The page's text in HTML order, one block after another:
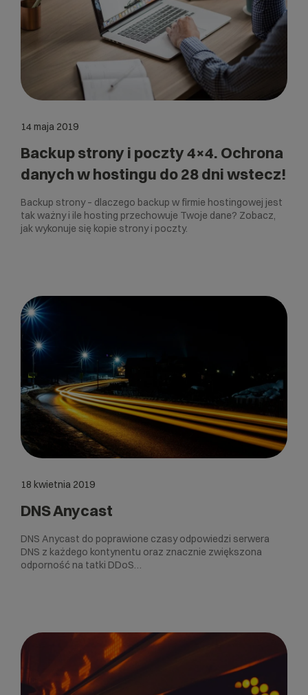
14 maja 2019
Backup strony i poczty 4×4. Ochrona
danych w hostingu do 28 dni wstecz!
Backup strony – dlaczego backup w firmie hostingowej jest
tak ważny i ile hosting przechowuje Twoje dane? Zobacz,
jak wykonuje się kopie strony i poczty.
18 kwietnia 2019
DNS Anycast
DNS Anycast do poprawione czasy odpowiedzi serwera
DNS z każdego kontynentu oraz znacznie zwiększona
odporność na tatki DDoS…